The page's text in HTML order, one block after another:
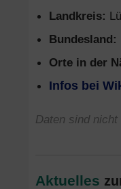
Landkreis:
Bundesland:
Orte in der
Infos bei
Daten sind
Aktuelles